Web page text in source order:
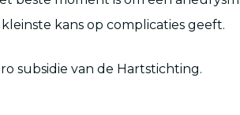
kans op complicaties geeft.
subsidie van de Hartstichting.